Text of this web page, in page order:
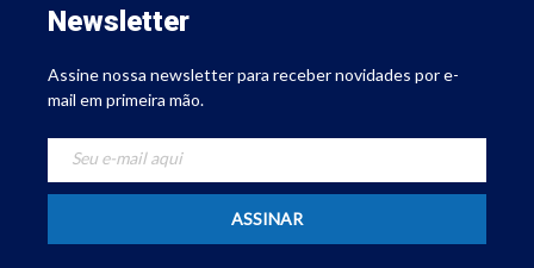
Newsletter
Assine nossa newsletter para receber novidades por e-
mail em primeira mão.